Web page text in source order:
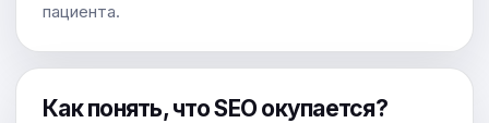
пациента.
Как понять, что SEO окупается?